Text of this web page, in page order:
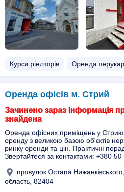
Курси ріелторів Оренда
Оренда офісів м. Стрий
Зачинено зараз Інформація
знайдена
Оренда офісних приміщень у Стрию.
оренду з великою базою об'єктів
ринку оренди та цін. Практичні
Звертайтеся за контактами: +380 50
провулок Остапа
область, 82404